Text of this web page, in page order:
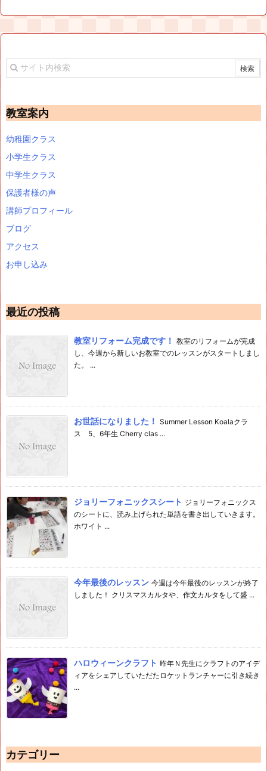
教室案内
幼稚園クラス
小学生クラス
中学生クラス
保護者様の声
講師プロフィール
ブログ
アクセス
お申し込み
最近の投稿
教室リフォーム完成です！ 教室のリフォームが完成
し、今週から新しいお教室でのレッスンがスタートしまし
た。 ...
お世話になりました！ Summer Lesson Koalaクラ
ス 5、6年生 Cherry clas ...
ジョリーフォニックスシート ジョリーフォニックス
のシートに、読み上げられた単語を書き出していきます。
ホワイト ...
今年最後のレッスン 今週は今年最後のレッスンが終了
しました！ クリスマスカルタや、作文カルタをして盛 ...
ハロウィーンクラフト 昨年Ｎ先生にクラフトのアイデ
ィアをシェアしていただたロケットランチャーに引き続き
...
カテゴリー